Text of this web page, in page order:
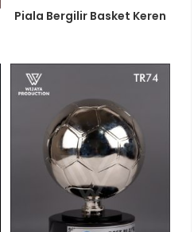
Piala Bergilir Basket Keren